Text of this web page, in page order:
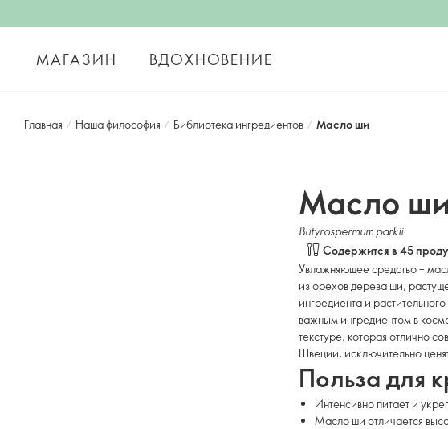
МАГАЗИН ВДОХНОВЕНИЕ
Главная / Наша философия / Библиотека ингредиентов / Масло ши
Масло ши
Butyrospermum parkii
Содержится в 45
Увлажняющее средство –
из орехов дерева ши,
ингредиента и
важным ингредиентом в
текстуре, которая отлично
Швеции, исключительно
Польза для
Интенсивно питает и
Масло ши отличается